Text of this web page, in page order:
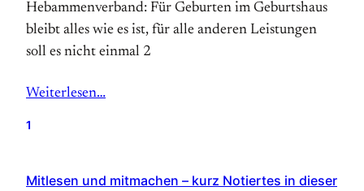
Hebammenverband: Für Geburten im Geburtshaus
bleibt alles wie es ist, für alle anderen Leistungen
soll es nicht einmal 2
Weiterlesen…
1
Mitlesen und mitmachen – kurz Notiertes in dieser